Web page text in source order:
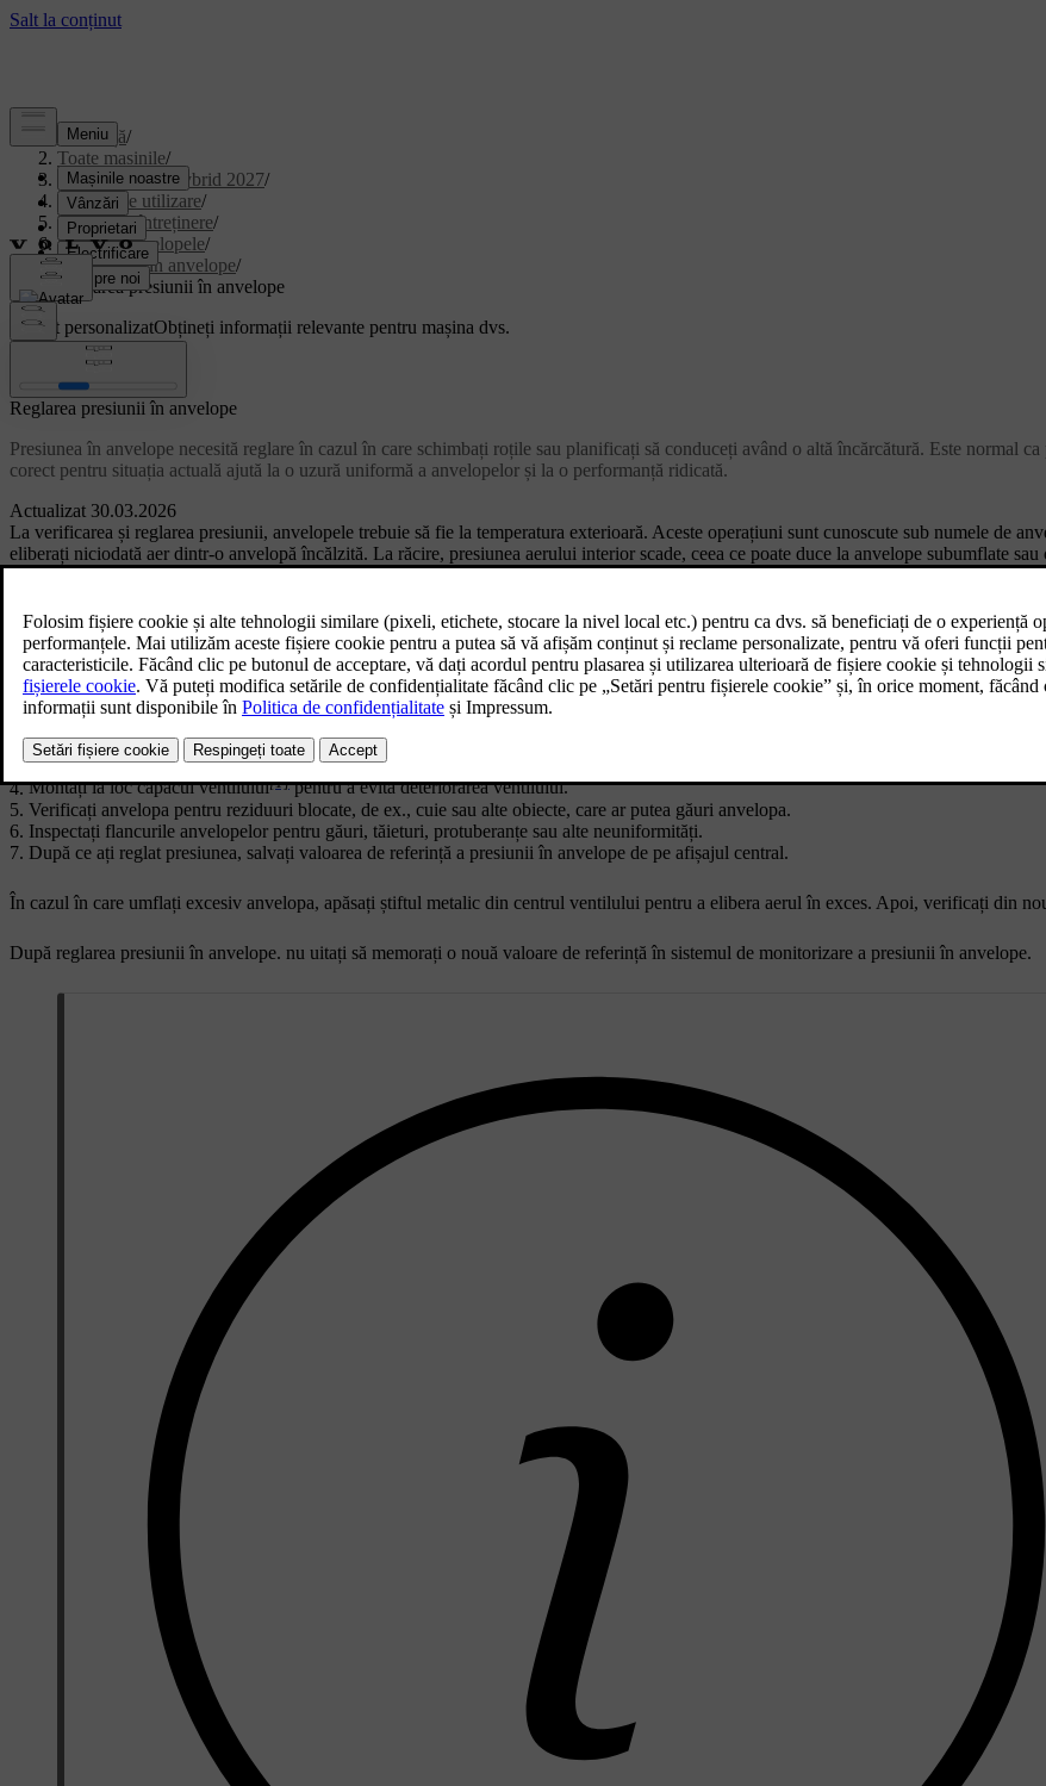
Asistență/
Toate mașinile/
XC90 Plug-in Hybrid 2027/
Manual de utilizare/
Îngrijire și întreținere/
Roțile și anvelopele/
Presiunea în anvelope/
Reglarea presiunii în anvelope
Suport personalizatObțineți informații relevante pentru mașina dvs.
Conectează-te
Actualizat 30.03.2026
Reglarea presiunii în anvelope
Presiunea în anvelope necesită reglare în cazul în care schimbați roțile sau planificați să conduceți având o altă încărcătură. Este normal
corect pentru situația actuală ajută la o uzură uniformă a anvelopelor și la o performanță ridicată.
La verificarea și reglarea presiunii, anvelopele trebuie să fie la temperatura exterioară. Aceste operațiuni sunt cunoscute sub numele de
eliberați niciodată aer dintr-o anvelopă încălzită. La răcire, presiunea aerului interior scade, ceea ce poate duce la anvelope subumflate
dezumflate.
Anvelopele se încălzesc foarte rapid și trebuie considerate ca fiind încălzite dacă sunt conduse peste 1,5 km (1 milă). Deseori, acestea
pentru a se răci, înainte de a atinge din nou temperatura exterioară.
Scoateți capacul ventilului și apoi apăsați ferm manometrul pe ventil.
Verificați indicatorul pentru a observa presiunea actuală în anvelope.
Dacă presiunea este scăzută, umflați anvelopa la presiunea corectă. Presiunea recomandată pentru anvelopele montate în fabrică este
portierei șoferului.
Montați la loc capacul ventilului[1]pentru a evita deteriorarea ventilului.
Verificați anvelopa pentru reziduuri blocate, de ex., cuie sau alte obiecte, care ar putea găuri anvelopa.
Inspectați flancurile anvelopelor pentru găuri, tăieturi, protuberanțe sau alte neuniformități.
După ce ați reglat presiunea, salvați valoarea de referință a presiunii în anvelope de pe afișajul central.
În cazul în care umflați excesiv anvelopa, apăsați știftul metalic din centrul ventilului pentru a elibera aerul în exces. Apoi, verificați din
După reglarea presiunii în anvelope. nu uitați să memorați o nouă valoare de referință în sistemul de monitorizare a presiunii în anvelope.